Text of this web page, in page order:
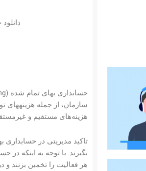
سازمان، از جمله هزینههای
هزینه‌های مستقیم و
تاکید مدیریتی در
بگیرند. با توجه به اینکه
هر فعالیت را تخمین بزنند و